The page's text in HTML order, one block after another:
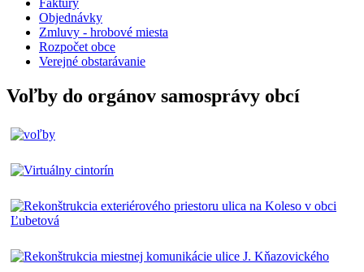
Faktúry
Objednávky
Zmluvy - hrobové miesta
Rozpočet obce
Verejné obstarávanie
Voľby do orgánov samosprávy obcí